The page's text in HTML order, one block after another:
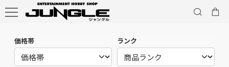
価格帯 ランク